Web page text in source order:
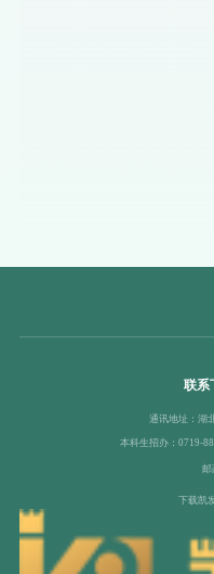
联系
通讯地址：湖
本科生招办：0719-
邮
下载凯